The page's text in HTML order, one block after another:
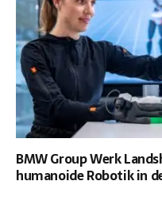
BMW Group Werk
humanoide Robotik in